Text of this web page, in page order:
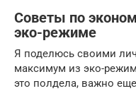
Советы по
эко-режиме
Я поделюсь своими
максимум из эко-
это полдела, важно